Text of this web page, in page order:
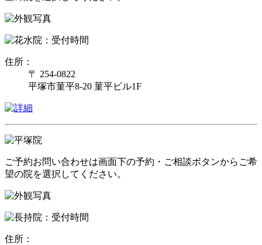
住所：
〒 254-0822
平塚市菫平8-20 菫平ビル1F
ご予約お問い合わせは画面下の予約・ご相談ボタンからご希
望の院を選択してください。
住所：